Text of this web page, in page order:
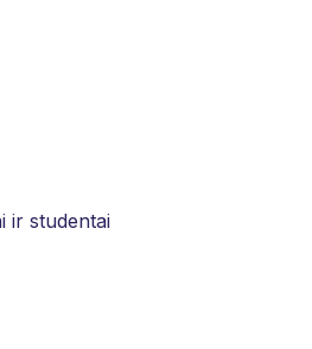
ir studentai